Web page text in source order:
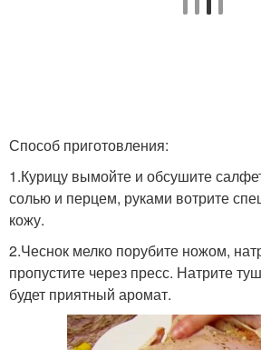
Способ приготовления:
1.Курицу вымойте и обсушите
солью и перцем, руками вотрите
кожу.
2.Чеснок мелко порубите ножом,
пропустите через пресс. Натрите
будет приятный аромат.